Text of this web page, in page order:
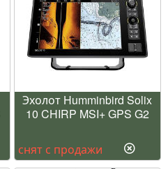
Эхолот Humminbird Solix
10 CHIRP MSI+ GPS G2
снят с продажи